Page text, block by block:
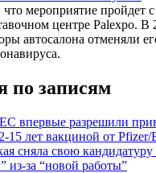
что мероприятие пройдет
центре Palexpo. В
автосалона отменяли
по записям
впервые разрешили
15 лет вакциной от Pfizer/
сняла свою
из-за “новой работы”